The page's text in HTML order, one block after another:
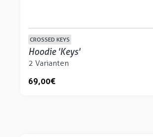
CROSSED KEYS
Hoodie 'Keys'
2 Varianten
69,00 €